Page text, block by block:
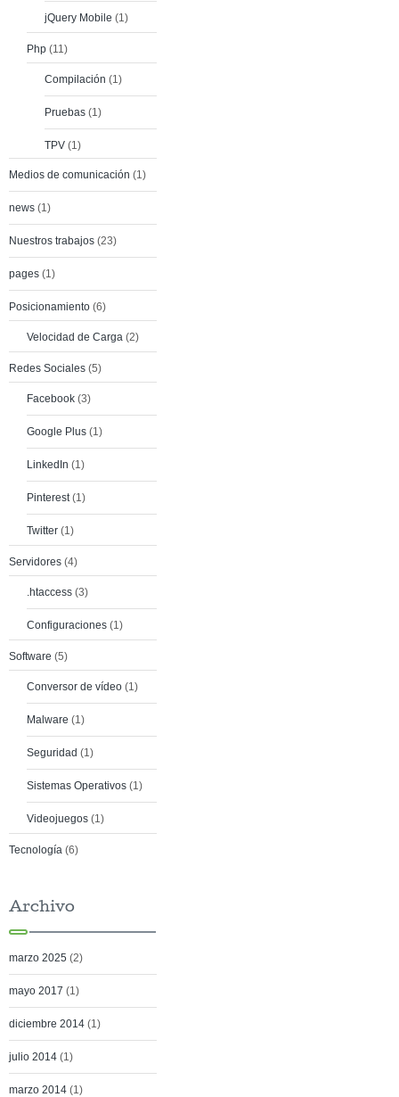
jQuery Mobile (1)
Php (11)
Compilación (1)
Pruebas (1)
TPV (1)
Medios de comunicación (1)
news (1)
Nuestros trabajos (23)
pages (1)
Posicionamiento (6)
Velocidad de Carga (2)
Redes Sociales (5)
Facebook (3)
Google Plus (1)
LinkedIn (1)
Pinterest(1)
Twitter (1)
Servidores (4)
.htaccess (3)
Configuraciones (1)
Software (5)
Conversor de vídeo (1)
Malware (1)
Seguridad (1)
Sistemas Operativos (1)
Videojuegos (1)
Tecnología (6)
Archivo
marzo 2025 (2)
mayo 2017 (1)
diciembre 2014 (1)
julio 2014 (1)
marzo 2014 (1)